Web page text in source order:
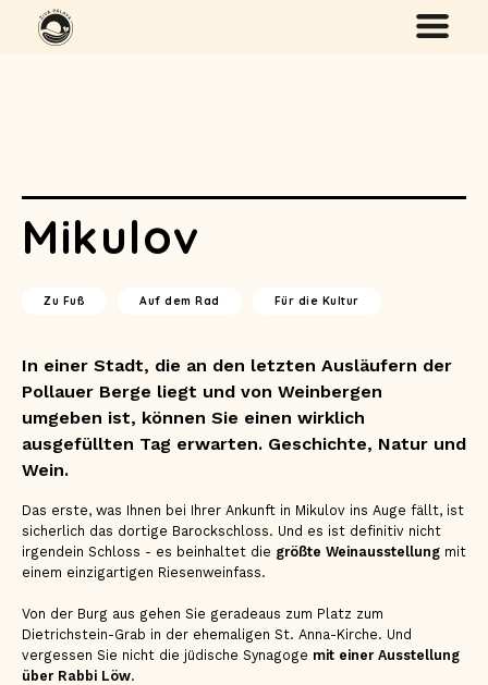
Mikulov
Zu Fuß Auf dem Rad Für die Kultur
In einer Stadt, die an den letzten Ausläufern der
Pollauer Berge liegt und von Weinbergen
umgeben ist, können Sie einen wirklich
ausgefüllten Tag erwarten. Geschichte, Natur und
Wein.
Das erste, was Ihnen bei Ihrer Ankunft in Mikulov ins Auge fällt, ist
sicherlich das dortige Barockschloss. Und es ist definitiv nicht
irgendein Schloss - es beinhaltet die größte Weinausstellung mit
einem einzigartigen Riesenweinfass.
Von der Burg aus gehen Sie geradeaus zum Platz zum
Dietrichstein-Grab in der ehemaligen St. Anna-Kirche. Und
vergessen Sie nicht die jüdische Synagoge mit einer Ausstellung
über Rabbi Löw.